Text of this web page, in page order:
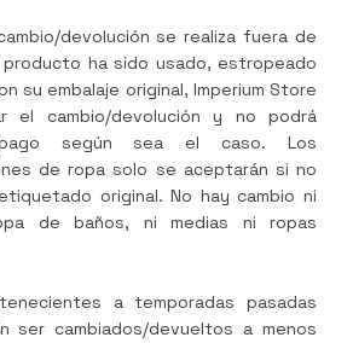
devolución se realiza fuera de
ha sido usado, estropeado
su embalaje original, Imperium Store
el cambio/devolución y no podrá
según sea el caso. Los
de ropa solo se aceptarán si no
original. No hay cambio ni
de baños, ni medias ni ropas
a temporadas pasadas
ser cambiados/devueltos a menos